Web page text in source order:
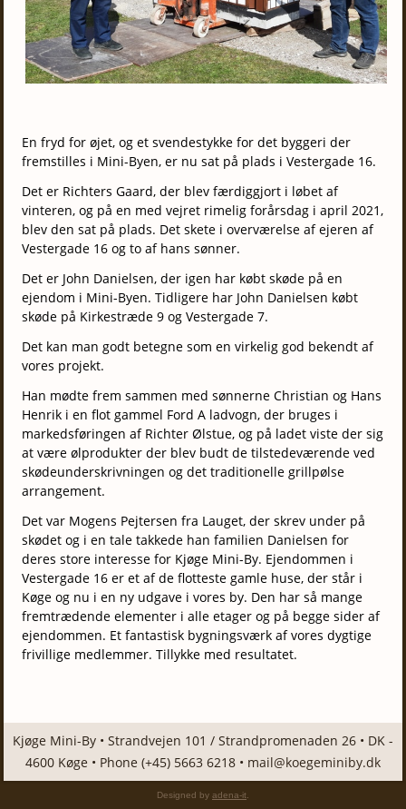
En fryd for øjet, og et svendestykke for det byggeri der
fremstilles i Mini-Byen, er nu sat på plads i Vestergade 16.
Det er Richters Gaard, der blev færdiggjort i løbet af
vinteren, og på en med vejret rimelig forårsdag i april 2021,
blev den sat på plads. Det skete i overværelse af ejeren af
Vestergade 16 og to af hans sønner.
Det er John Danielsen, der igen har købt skøde på en
ejendom i Mini-Byen. Tidligere har John Danielsen købt
skøde på Kirkestræde 9 og Vestergade 7.
Det kan man godt betegne som en virkelig god bekendt af
vores projekt.
Han mødte frem sammen med sønnerne Christian og Hans
Henrik i en flot gammel Ford A ladvogn, der bruges i
markedsføringen af Richter Ølstue, og på ladet viste der sig
at være ølprodukter der blev budt de tilstedeværende ved
skødeunderskrivningen og det traditionelle grillpølse
arrangement.
Det var Mogens Pejtersen fra Lauget, der skrev under på
skødet og i en tale takkede han familien Danielsen for
deres store interesse for Kjøge Mini-By. Ejendommen i
Vestergade 16 er et af de flotteste gamle huse, der står i
Køge og nu i en ny udgave i vores by. Den har så mange
fremtrædende elementer i alle etager og på begge sider af
ejendommen. Et fantastisk bygningsværk af vores dygtige
frivillige medlemmer. Tillykke med resultatet.
Kjøge Mini-By • Strandvejen 101 / Strandpromenaden 26 • DK -
4600 Køge • Phone (+45) 5663 6218 • mail@koegeminiby.dk
Designed by adena-it